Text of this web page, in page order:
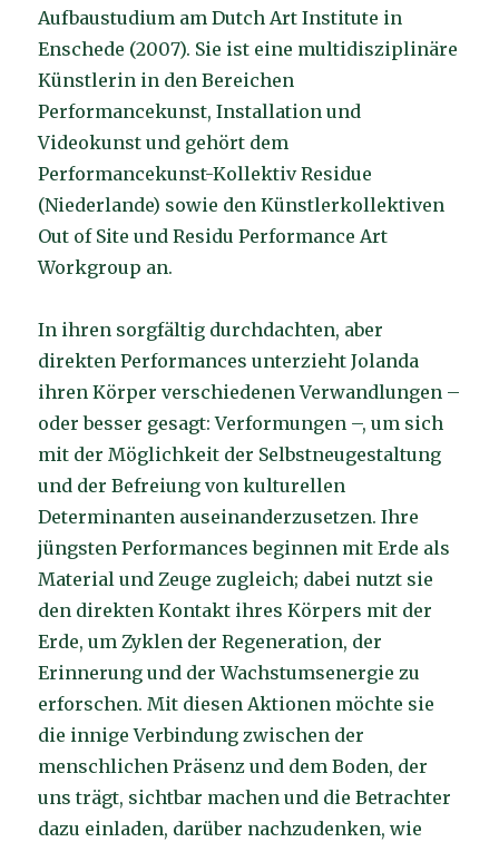
Aufbaustudium am Dutch Art Institute in
Enschede (2007). Sie ist eine multidisziplinäre
Künstlerin in den Bereichen
Performancekunst, Installation und
Videokunst und gehört dem
Performancekunst-Kollektiv Residue
(Niederlande) sowie den Künstlerkollektiven
Out of Site und Residu Performance Art
Workgroup an.
In ihren sorgfältig durchdachten, aber
direkten Performances unterzieht Jolanda
ihren Körper verschiedenen Verwandlungen –
oder besser gesagt: Verformungen –, um sich
mit der Möglichkeit der Selbstneugestaltung
und der Befreiung von kulturellen
Determinanten auseinanderzusetzen. Ihre
jüngsten Performances beginnen mit Erde als
Material und Zeuge zugleich; dabei nutzt sie
den direkten Kontakt ihres Körpers mit der
Erde, um Zyklen der Regeneration, der
Erinnerung und der Wachstumsenergie zu
erforschen. Mit diesen Aktionen möchte sie
die innige Verbindung zwischen der
menschlichen Präsenz und dem Boden, der
uns trägt, sichtbar machen und die Betrachter
dazu einladen, darüber nachzudenken, wie